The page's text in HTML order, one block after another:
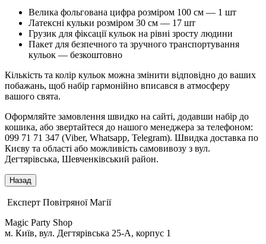
Велика фольгована цифра розміром 100 см — 1 шт
Латексні кульки розміром 30 см — 17 шт
Грузик для фіксації кульок на рівні зросту людини
Пакет для безпечного та зручного транспортування
кульок — безкоштовно
Кількість та колір кульок можна змінити відповідно до ваших
побажань, щоб набір гармонійно вписався в атмосферу
вашого свята.
Оформляйте замовлення швидко на сайті, додавши набір до
кошика, або звертайтеся до нашого менеджера за телефоном:
099 71 71 347 (Viber, Whatsapp, Telegram). Швидка доставка по
Києву та області або можливість самовивозу з вул.
Дегтярівська, Шевченківський район.
Експерт Повітряної Магії
Magic Party Shop
м. Київ, вул. Дегтярівська 25-А, корпус 1